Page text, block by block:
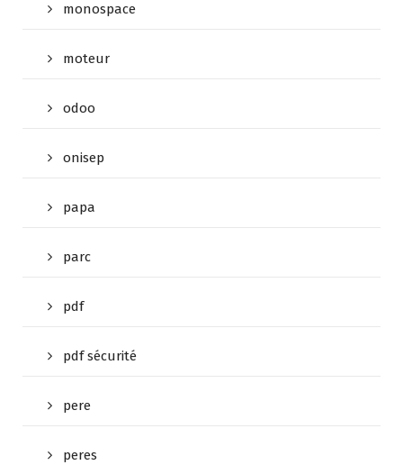
monospace
moteur
odoo
onisep
papa
parc
pdf
pdf sécurité
pere
peres